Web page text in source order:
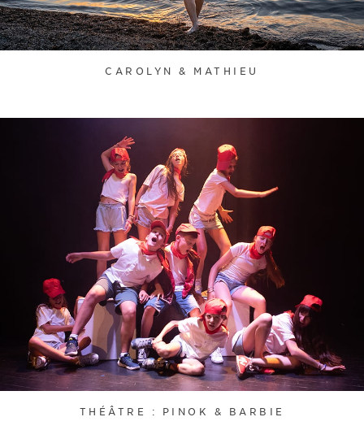
CAROLYN & MATHIEU
THÉÂTRE : PINOK & BARBIE